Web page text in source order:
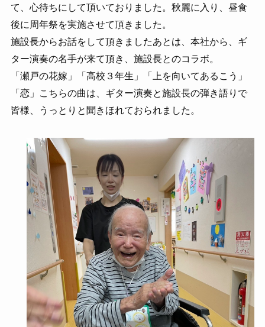
て、心待ちにして頂いておりました。秋麗に入り、昼食
後に周年祭を実施させて頂きました。
施設長からお話をして頂きましたあとは、本社から、ギ
ター演奏の名手が来て頂き、施設長とのコラボ。
「瀬戸の花嫁」「高校３年生」「上を向いてあるこう」
「恋」こちらの曲は、ギター演奏と施設長の弾き語りで
皆様、うっとりと聞きほれておられました。